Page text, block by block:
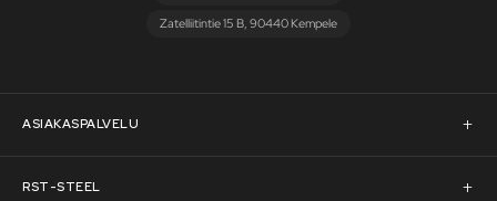
Zatelliitintie 15 B, 90440 Kempele
ASIAKASPALVELU
Asiakaspalvelu
RST-STEEL